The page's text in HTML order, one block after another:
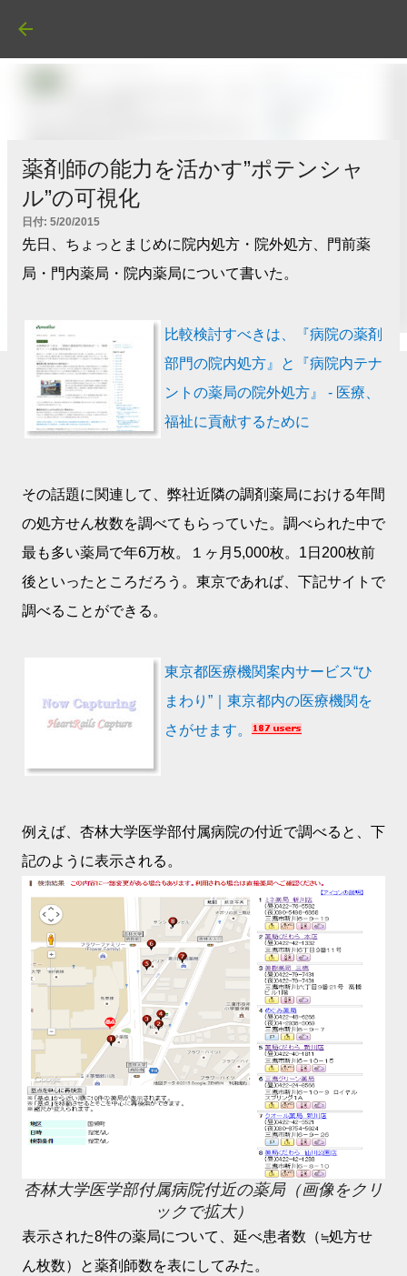
薬剤師の能力を活かす”ポテンシャ
ル”の可視化
日付: 5/20/2015
先日、ちょっとまじめに院内処方・院外処方、門前薬
局・門内薬局・院内薬局について書いた。
比較検討すべきは、『病院の薬剤
部門の院内処方』と『病院内テナ
ントの薬局の院外処方』 - 医療、
福祉に貢献するために
その話題に関連して、弊社近隣の調剤薬局における年間
の処方せん枚数を調べてもらっていた。調べられた中で
最も多い薬局で年6万枚。１ヶ月5,000枚。1日200枚前
後といったところだろう。東京であれば、下記サイトで
調べることができる。
東京都医療機関案内サービス“ひ
まわり”｜東京都内の医療機関を
さがせます。
例えば、杏林大学医学部付属病院の付近で調べると、下
記のように表示される。
杏林大学医学部付属病院付近の薬局（画像をクリ
ックで拡大）
表示された8件の薬局について、延べ患者数（≒処方せ
ん枚数）と薬剤師数を表にしてみた。